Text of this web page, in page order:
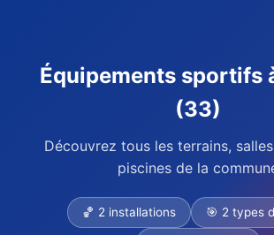
Équipements sportifs
(33)
Découvrez tous les terrains,
piscines de la
🏀 2 installations 🎯 2 types